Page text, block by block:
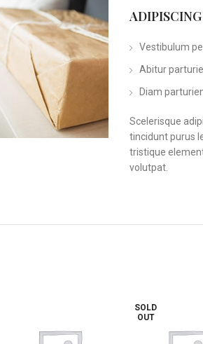
Vestibulum
Abitur
Diam
Scelerisque
tincidunt purus
tristique
volutpat.